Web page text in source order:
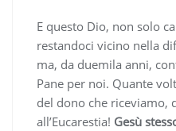
E questo Dio, non solo
restandoci vicino nella
ma, da duemila anni,
Pane per noi. Quante
del dono che riceviamo,
all’Eucarestia! Gesù